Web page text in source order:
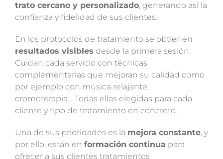
trato cercano y personalizado, generando así la
confianza y fidelidad de sus clientes.
En los protocolos de tratamiento se obtienen
resultados visibles desde la primera sesión.
Cuidan cada servicio con técnicas
complementarias que mejoran su calidad como
por ejemplo con música relajante,
cromoterapia… Todas ellas elegidas para cada
cliente y tipo de tratamiento en concreto.
Una de sus prioridades es la mejora constante, y
por ello, están en formación continua para
ofrecer a sus clientes tratamientos